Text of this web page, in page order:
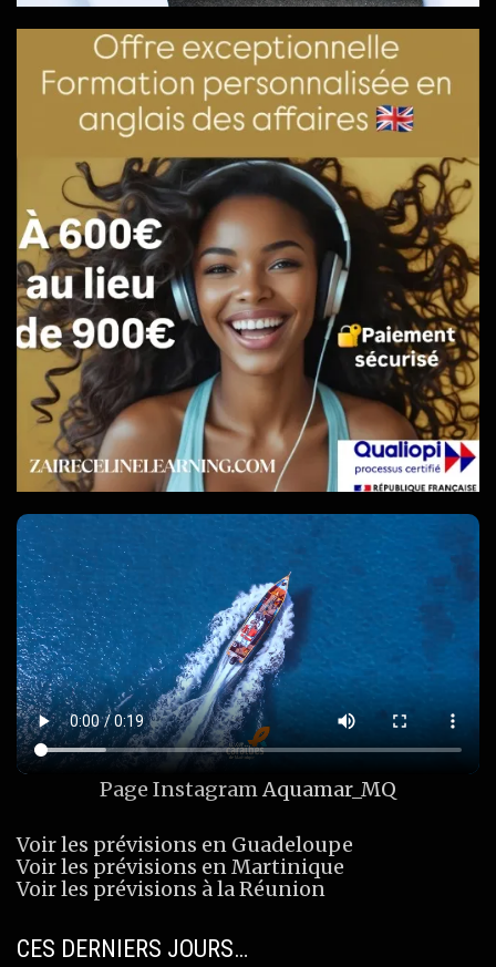
Page InstagramAquamar_MQ
Voir les prévisions en Guadeloupe
Voir les prévisions en Martinique
Voir les prévisions à la Réunion
CES DERNIERS JOURS…